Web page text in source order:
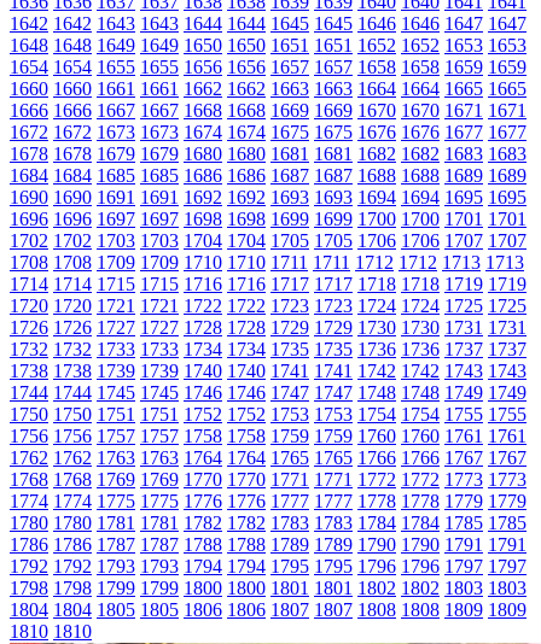
1642 1642 1643 1643 1644 1644 1645 1645 1646 1646 1647 1647
1648 1648 1649 1649 1650 1650 1651 1651 1652 1652 1653 1653
1654 1654 1655 1655 1656 1656 1657 1657 1658 1658 1659 1659
1660 1660 1661 1661 1662 1662 1663 1663 1664 1664 1665 1665
1666 1666 1667 1667 1668 1668 1669 1669 1670 1670 1671 1671
1672 1672 1673 1673 1674 1674 1675 1675 1676 1676 1677 1677
1678 1678 1679 1679 1680 1680 1681 1681 1682 1682 1683 1683
1684 1684 1685 1685 1686 1686 1687 1687 1688 1688 1689 1689
1690 1690 1691 1691 1692 1692 1693 1693 1694 1694 1695 1695
1696 1696 1697 1697 1698 1698 1699 1699 1700 1700 1701 1701
1702 1702 1703 1703 1704 1704 1705 1705 1706 1706 1707 1707
1708 1708 1709 1709 1710 1710 1711 1711 1712 1712 1713 1713
1714 1714 1715 1715 1716 1716 1717 1717 1718 1718 1719 1719
1720 1720 1721 1721 1722 1722 1723 1723 1724 1724 1725 1725
1726 1726 1727 1727 1728 1728 1729 1729 1730 1730 1731 1731
1732 1732 1733 1733 1734 1734 1735 1735 1736 1736 1737 1737
1738 1738 1739 1739 1740 1740 1741 1741 1742 1742 1743 1743
1744 1744 1745 1745 1746 1746 1747 1747 1748 1748 1749 1749
1750 1750 1751 1751 1752 1752 1753 1753 1754 1754 1755 1755
1756 1756 1757 1757 1758 1758 1759 1759 1760 1760 1761 1761
1762 1762 1763 1763 1764 1764 1765 1765 1766 1766 1767 1767
1768 1768 1769 1769 1770 1770 1771 1771 1772 1772 1773 1773
1774 1774 1775 1775 1776 1776 1777 1777 1778 1778 1779 1779
1780 1780 1781 1781 1782 1782 1783 1783 1784 1784 1785 1785
1786 1786 1787 1787 1788 1788 1789 1789 1790 1790 1791 1791
1792 1792 1793 1793 1794 1794 1795 1795 1796 1796 1797 1797
1798 1798 1799 1799 1800 1800 1801 1801 1802 1802 1803 1803
1804 1804 1805 1805 1806 1806 1807 1807 1808 1808 1809 1809
1810 1810